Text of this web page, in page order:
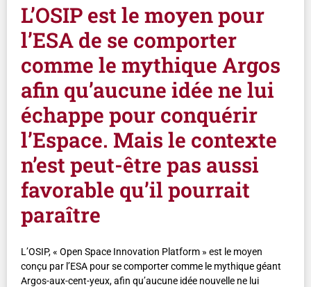
L’OSIP est le moyen pour
l’ESA de se comporter
comme le mythique Argos
afin qu’aucune idée ne lui
échappe pour conquérir
l’Espace. Mais le contexte
n’est peut-être pas aussi
favorable qu’il pourrait
paraître
L’OSIP, « Open Space Innovation Platform » est le moyen
conçu par l’ESA pour se comporter comme le mythique géant
Argos-aux-cent-yeux, afin qu’aucune idée nouvelle ne lui